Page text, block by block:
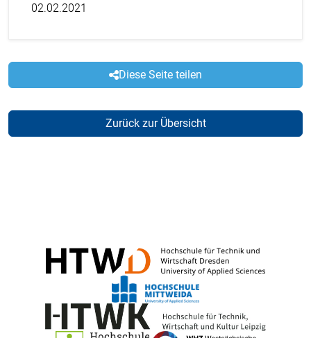
02.02.2021
Diese Seite teilen
Zurück zur Übersicht